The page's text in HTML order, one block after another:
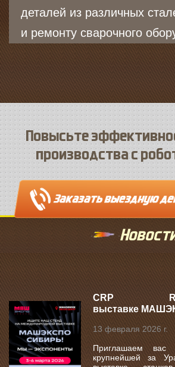
деталей из различных
и ремонту сварочного
Повысьте
производства с
CRP
выставке
13 февраля 2026 г.
Приглашаем вас
крупнейшей за